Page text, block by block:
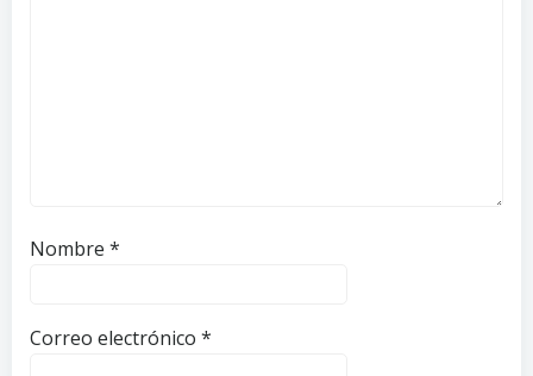
Nombre *
Correo electrónico *